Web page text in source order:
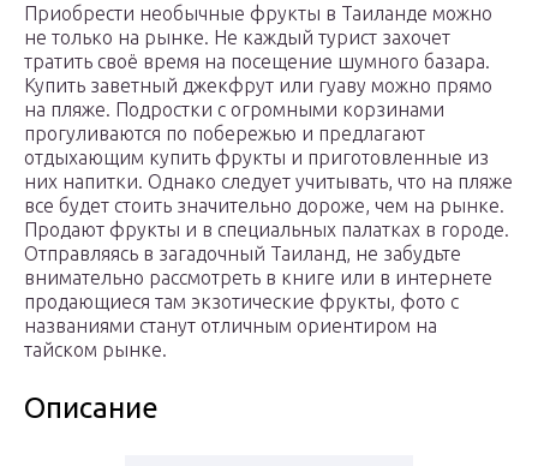
Приобрести необычные фрукты в Таиланде можно
не только на рынке. Не каждый турист захочет
тратить своё время на посещение шумного базара.
Купить заветный джекфрут или гуаву можно прямо
на пляже. Подростки с огромными корзинами
прогуливаются по побережью и предлагают
отдыхающим купить фрукты и приготовленные из
них напитки. Однако следует учитывать, что на пляже
все будет стоить значительно дороже, чем на рынке.
Продают фрукты и в специальных палатках в городе.
Отправляясь в загадочный Таиланд, не забудьте
внимательно рассмотреть в книге или в интернете
продающиеся там экзотические фрукты, фото с
названиями станут отличным ориентиром на
тайском рынке.
Описание